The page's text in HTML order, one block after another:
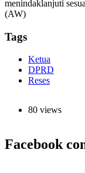
menindaklanjuti
(AW)
Tags
Ketua
DPRD
Reses
80 views
Facebook